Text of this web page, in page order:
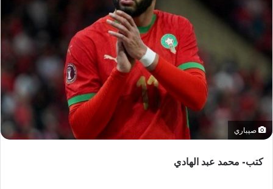
صيباري
كتب- محمد عبد الهادي